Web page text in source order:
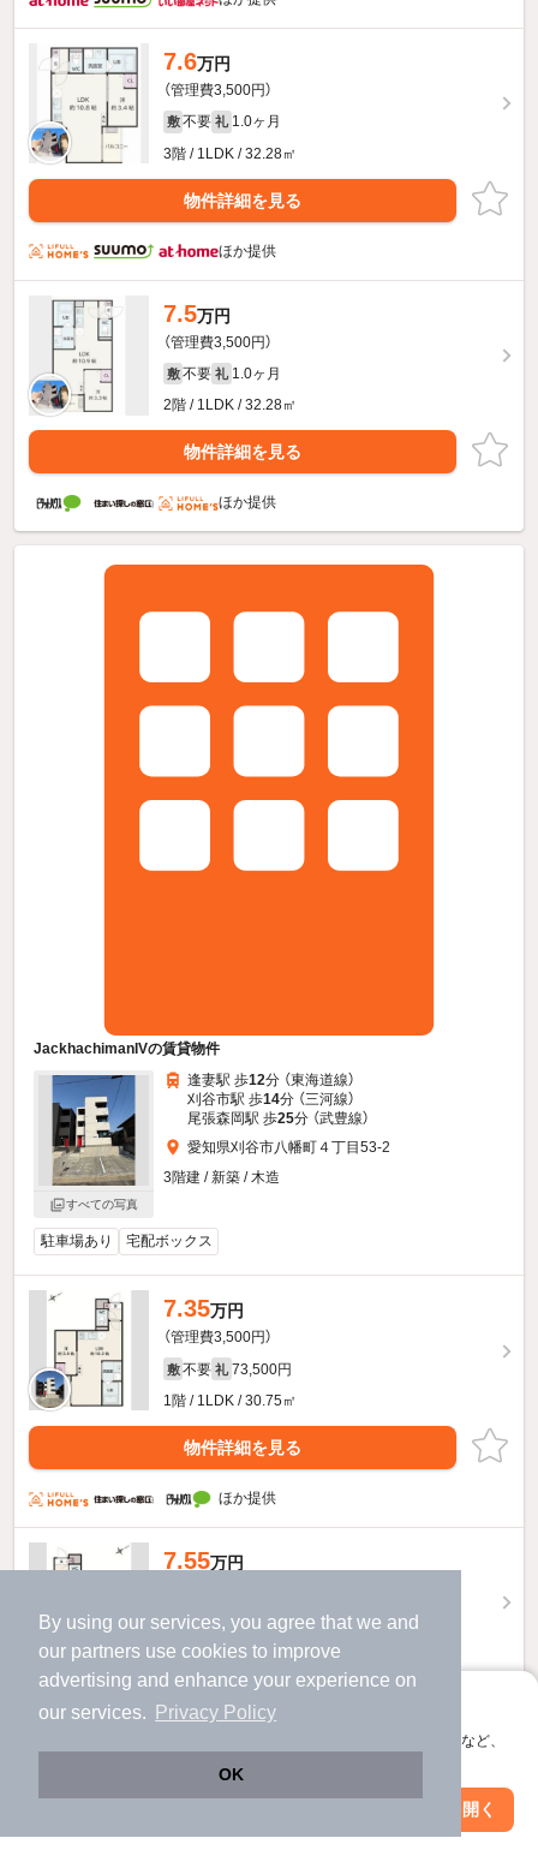
By using our services, you agree that we and
our partners use cookies to improve
advertising and enhance your experience on
our services.
Privacy Policy
OK
アプリに切り替えて、サクサクお部屋探し
会員登録なしですぐ使える。マップ検索やお気に入り保存など、
アプリを開く
7.6万円
（管理費3,500円）
敷 不要 礼 1.0ヶ月
3階 / 1LDK / 32.28㎡
物件詳細を見る
ほか提供
7.5万円
（管理費3,500円）
敷 不要 礼 1.0ヶ月
2階 / 1LDK / 32.28㎡
物件詳細を見る
ほか提供
JackhachimanIVの賃貸物件
すべての写真
逢妻駅 歩12分 （東海道線）
刈谷市駅 歩14分 （三河線）
尾張森岡駅 歩25分 （武豊線）
愛知県刈谷市八幡町４丁目53-2
3階建 / 新築 / 木造
駐車場あり 宅配ボックス
7.35万円
（管理費3,500円）
敷 不要 礼 73,500円
1階 / 1LDK / 30.75㎡
物件詳細を見る
ほか提供
7.55万円
敷 不要 礼
75,500円
3階 / 1LDK / 30.51㎡
ほか提供
（管理費3,500円）
絞り込み条件を変更